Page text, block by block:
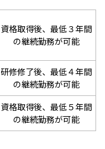
資格取得後、最低３年間
の継続勤務が可能
研修修了後、最低４年間
の継続勤務が可能
資格取得後、最低５年間
の継続勤務が可能